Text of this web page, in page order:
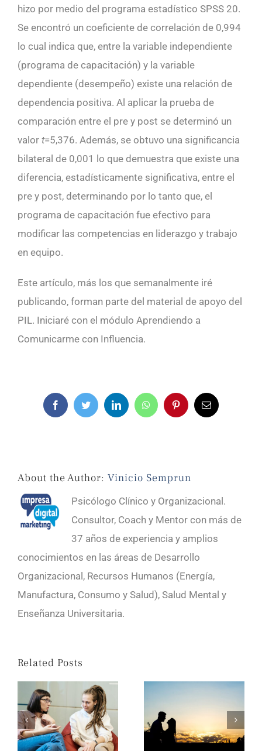
hizo por medio del programa estadístico SPSS 20.
Se encontró un coeficiente de correlación de 0,994
lo cual indica que, entre la variable independiente
(programa de capacitación) y la variable
dependiente (desempeño) existe una relación de
dependencia positiva. Al aplicar la prueba de
comparación entre el pre y post se determinó un
valor t=5,376. Además, se obtuvo una significancia
bilateral de 0,001 lo que demuestra que existe una
diferencia, estadísticamente significativa, entre el
pre y post, determinando por lo tanto que, el
programa de capacitación fue efectivo para
modificar las competencias en liderazgo y trabajo
en equipo.
Este artículo, más los que semanalmente iré
publicando, forman parte del material de apoyo del
PIL. Iniciaré con el módulo Aprendiendo a
Comunicarme con Influencia.
FacebookTwitter LinkedInWhatsAppPinterestEmail
About the Author: Vinicio Semprun
Psicólogo Clínico y Organizacional.
Consultor, Coach y Mentor con más de
37 años de experiencia y amplios
conocimientos en las áreas de Desarrollo
Organizacional, Recursos Humanos (Energía,
Manufactura, Consumo y Salud), Salud Mental y
Enseñanza Universitaria.
Related Posts